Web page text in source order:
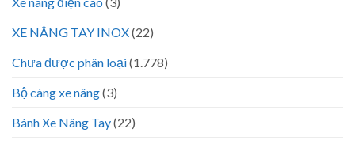
XE NÂNG TAY INOX(22)
Chưa được phân loại(1.778)
Bộ càng xe nâng(3)
Bánh Xe Nâng Tay(22)